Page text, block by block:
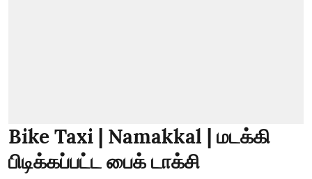
Bike Taxi | Namakkal | மடக்கி
பிடிக்கப்பட்ட பைக் டாக்சி